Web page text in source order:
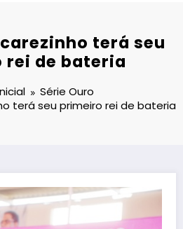
terá seu
de bateria
Série Ouro
terá seu primeiro rei de bateria